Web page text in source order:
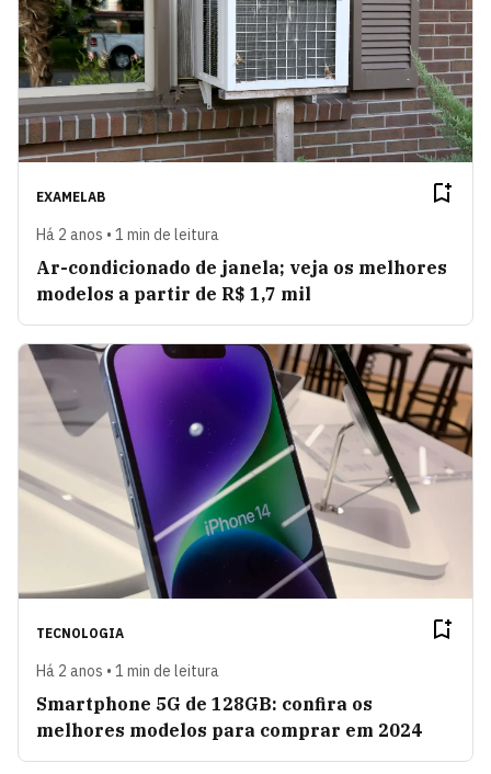
EXAMELAB
Há 2 anos • 1 min de leitura
Ar-condicionado de janela; veja os melhores
modelos a partir de R$ 1,7 mil
TECNOLOGIA
Há 2 anos • 1 min de leitura
Smartphone 5G de 128GB: confira os
melhores modelos para comprar em 2024